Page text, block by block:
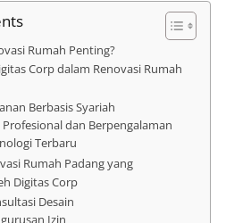
Rumah Penting?
Corp dalam Renovasi Rumah
Berbasis Syariah
Profesional dan Berpengalaman
Terbaru
Rumah Padang yang
Digitas Corp
Desain
Izin